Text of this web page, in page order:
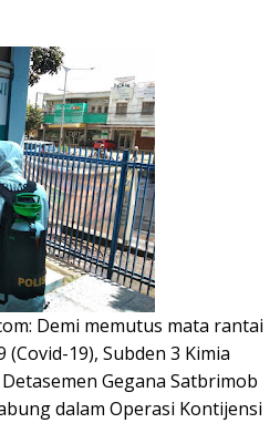
Demi memutus mata rantai
19), Subden 3 Kimia
Gegana Satbrimob
dalam Operasi Kontijensi